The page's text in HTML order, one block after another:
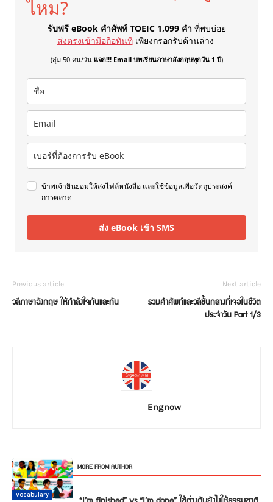
ไหม?
รับฟรี eBook คำศัพท์ TOEIC 1,099 คำ ที่พบบ่อย
ส่งตรงเข้ามือถือทันที เพียงกรอกรับด้านล่าง
(สุ่ม 50 คน/วัน แจก!!! Email บทเรียนภาษาอังกฤษทุกวัน 1 ปี)
ข้าพเจ้ายินยอมให้ส่งไฟล์หนังสือ และใช้ข้อมูลเพื่อวัตถุประสงค์
การตลาด
ส่ง eBook เข้า SMS
Previous article
วลีภาษาอังกฤษ ให้กำลังใจกันและกัน
Next article
รวมคำศัพท์และวลีขั้นกลางที่เจอในชีวิต
ประจำวัน Part 1/3
Engnow
RELATED ARTICLES MORE FROM AUTHOR
Conversation
Vocabulary
Vocabulary
Vocabulary
Vocabulary
Vocabulary